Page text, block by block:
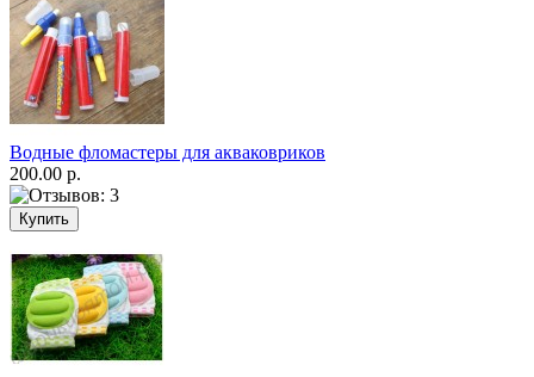
Водные фломастеры для акваковриков
200.00 р.